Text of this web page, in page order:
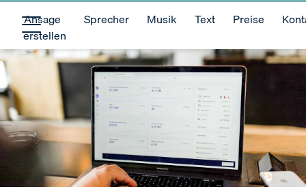
Ansage
erstellen
Sprecher Musik Text Preise